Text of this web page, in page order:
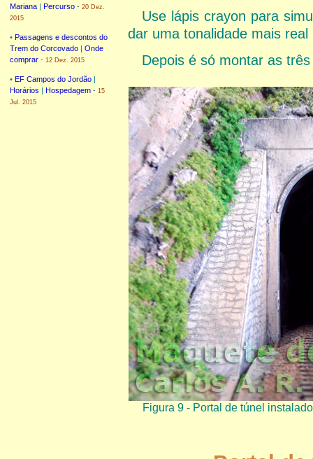
Mariana
Percurso - 20 Dez.
2015
• Passagens e descontos do
Trem do Corcovado | Onde
comprar - 12 Dez. 2015
• EF Campos do Jordão |
Horários | Hospedagem - 15
Jul. 2015
Use lápis crayon para
dar uma tonalidade mais
Depois é só montar as
Figura 9 - Portal de túnel